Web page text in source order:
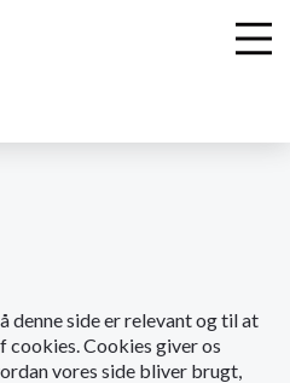
denne side er relevant og til at
cookies. Cookies giver os
vores side bliver brugt,